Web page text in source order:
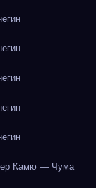
Камю — Чума